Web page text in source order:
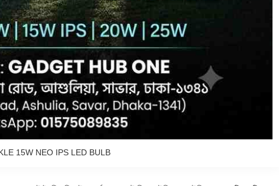
15W NEO IPS LED BULB